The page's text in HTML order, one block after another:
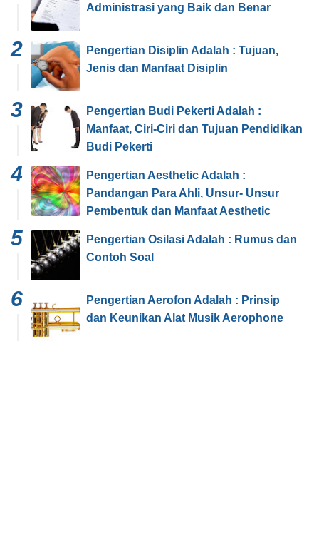
Administrasi yang Baik dan Benar
Pengertian Disiplin Adalah : Tujuan,
Jenis dan Manfaat Disiplin
Pengertian Budi Pekerti Adalah :
Manfaat, Ciri-Ciri dan Tujuan Pendidikan
Budi Pekerti
Pengertian Aesthetic Adalah :
Pandangan Para Ahli, Unsur- Unsur
Pembentuk dan Manfaat Aesthetic
Pengertian Osilasi Adalah : Rumus dan
Contoh Soal
Pengertian Aerofon Adalah : Prinsip
dan Keunikan Alat Musik Aerophone